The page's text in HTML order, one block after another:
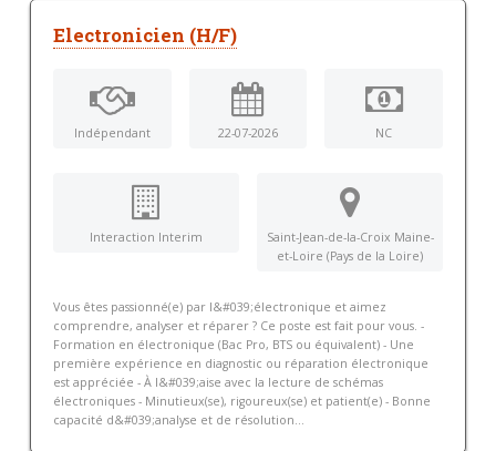
Electronicien (H/F)
Indépendant 22-07-2026 NC
Interaction Interim
Saint-Jean-de-la-Croix Maine-
et-Loire (Pays de la Loire)
Vous êtes passionné(e) par l&#039;électronique et aimez
comprendre, analyser et réparer ? Ce poste est fait pour vous. -
Formation en électronique (Bac Pro, BTS ou équivalent) - Une
première expérience en diagnostic ou réparation électronique
est appréciée - À l&#039;aise avec la lecture de schémas
électroniques - Minutieux(se), rigoureux(se) et patient(e) - Bonne
capacité d&#039;analyse et de résolution...